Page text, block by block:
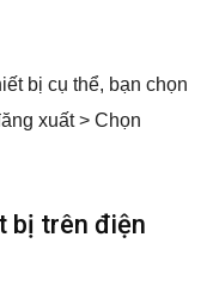
bị cụ thể, bạn chọn
xuất > Chọn
bị trên điện